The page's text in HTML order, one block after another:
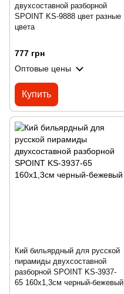
двухсоставной разборной
SPOINT KS-9888 цвет разные
цвета
777 грн
Оптовые цены
Купить
Кий бильярдный для русской
пирамиды двухсоставной
разборной SPOINT KS-3937-
65 160x1,3см черный-бежевый